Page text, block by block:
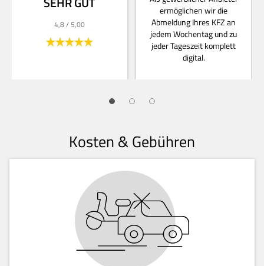
4,8/ 5,00
ermöglichen wir die
Abmeldung Ihres KFZ an
jedem Wochentag und zu
jeder Tageszeit komplett
digital.
Kosten & Gebühren